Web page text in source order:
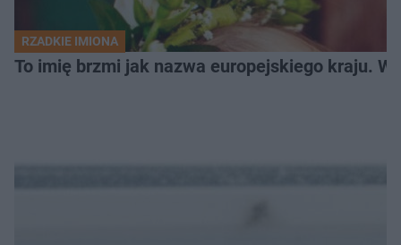
RZADKIE IMIONA
To imię brzmi jak nazwa europejskiego kraju.